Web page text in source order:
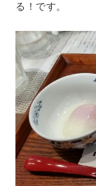
る！です。